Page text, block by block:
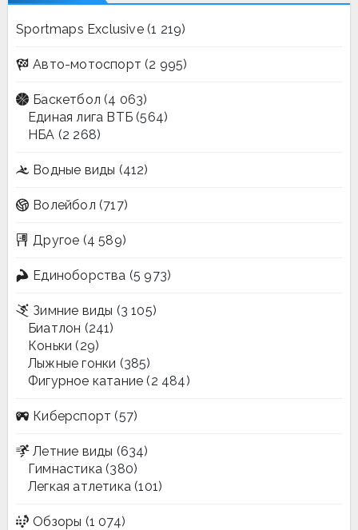
Sportmaps Exclusive(1 219)
Авто-мотоспорт (2 995)
Баскетбол (4 063)
Единая лига ВТБ (564)
НБА (2 268)
Водные виды (412)
Волейбол (717)
Другое (4 589)
Единоборства (5 973)
Зимние виды (3 105)
Биатлон (241)
Коньки (29)
Лыжные гонки (385)
Фигурное катание (2 484)
Киберспорт (57)
Летние виды (634)
Гимнастика (380)
Легкая атлетика (101)
Обзоры (1 074)